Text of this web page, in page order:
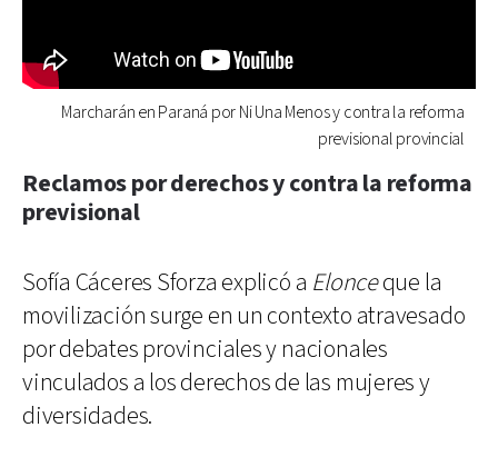
Marcharán en Paraná por Ni Una Menos y contra la reforma
previsional provincial
Reclamos por derechos y contra la reforma
previsional
Sofía Cáceres Sforza explicó a Elonceque la
movilización surge en un contexto atravesado
por debates provinciales y nacionales
vinculados a los derechos de las mujeres y
diversidades.